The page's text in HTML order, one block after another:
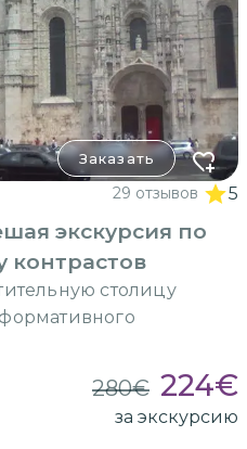
Заказать
29 отзывов 5
экскурсия по
контрастов
столицу
280€ 224€
за экскурсию